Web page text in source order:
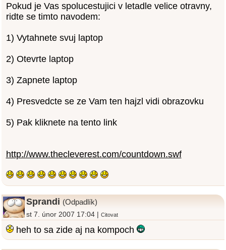
Pokud je Vas spolucestujici v letadle velice otravny,
ridte se timto navodem:
1) Vytahnete svuj laptop
2) Otevrte laptop
3) Zapnete laptop
4) Presvedcte se ze Vam ten hajzl vidi obrazovku
5) Pak kliknete na tento link
http://www.thecleverest.com/countdown.swf
Sprandi (Odpadlík)
st 7. únor 2007 17:04 |Citovat
heh to sa zide aj na kompoch